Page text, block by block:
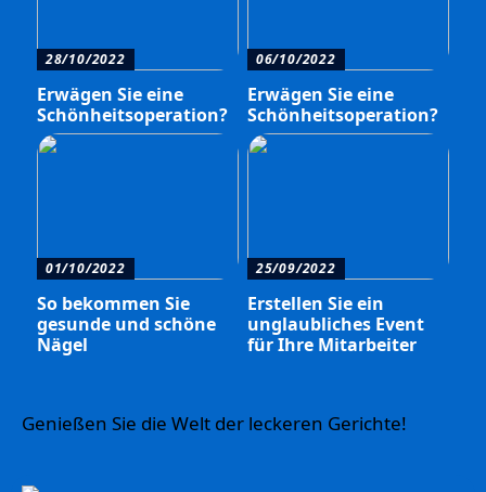
28/10/2022
Erwägen Sie eine
Schönheitsoperation?
06/10/2022
Erwägen Sie eine
Schönheitsoperation?
01/10/2022
So bekommen Sie
gesunde und schöne
Nägel
25/09/2022
Erstellen Sie ein
unglaubliches Event
für Ihre Mitarbeiter
Genießen Sie die Welt der leckeren Gerichte!